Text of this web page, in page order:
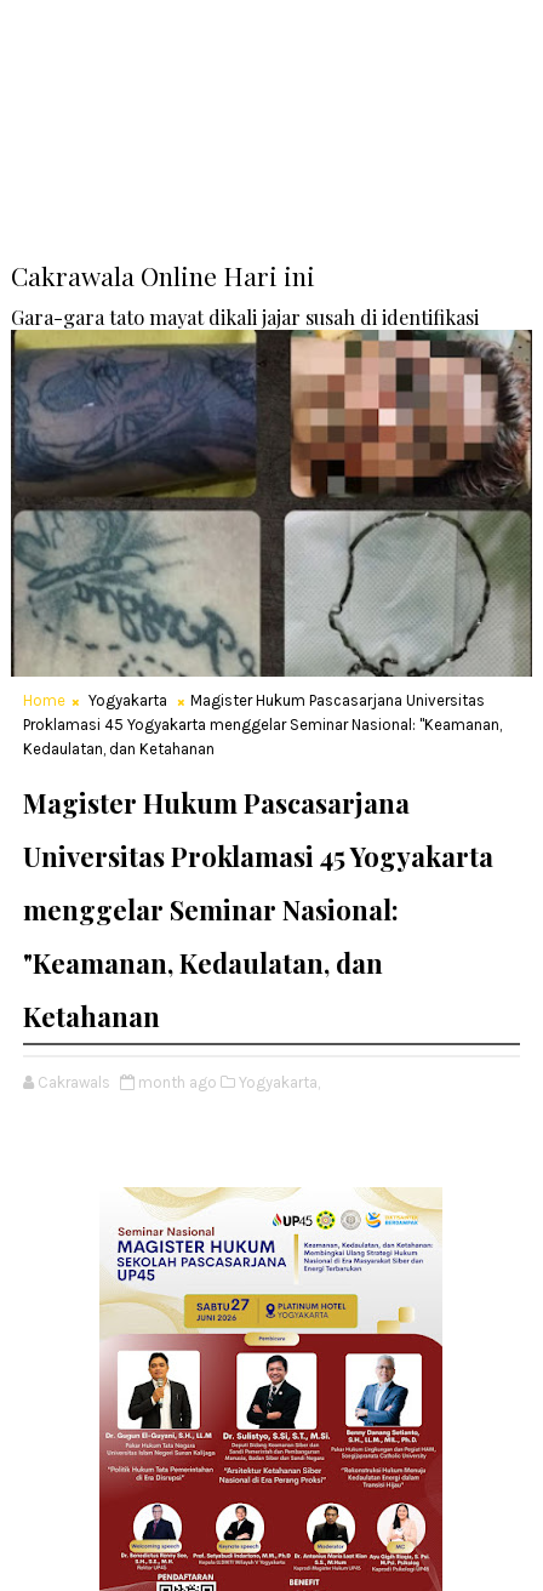
Cakrawala Online Hari ini
Gara-gara tato mayat dikali jajar susah di identifikasi
Home Yogyakarta
Magister Hukum Pascasarjana Universitas
Proklamasi 45 Yogyakarta menggelar Seminar Nasional: "Keamanan,
Kedaulatan, dan Ketahanan
Magister Hukum Pascasarjana
Universitas Proklamasi 45 Yogyakarta
menggelar Seminar Nasional:
"Keamanan, Kedaulatan, dan
Ketahanan
Cakrawals month ago Yogyakarta,